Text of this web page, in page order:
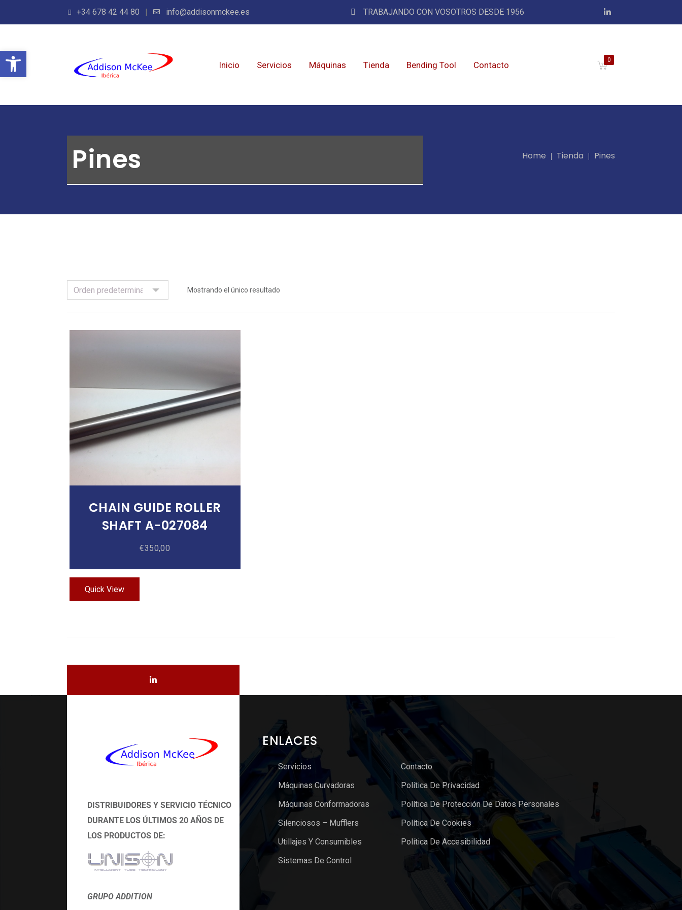
Abrir barra de herramientas
+34 678 42 44 80 info@addisonmckee.es TRABAJANDO CON VOSOTROS DESDE 1956
Inicio Servicios Máquinas Tienda Bending Tool Contacto 0
Pines Home Tienda Pines
Mostrando el único resultado
Añadir Al Carrito
CHAIN GUIDE ROLLER
SHAFT A-027084
€350,00
Quick View
DISTRIBUIDORES Y SERVICIO TÉCNICO
DURANTE LOS ÚLTIMOS 20 AÑOS DE
LOS PRODUCTOS DE:
GRUPO ADDITION
ENLACES
Servicios
Máquinas Curvadoras
Máquinas Conformadoras
Silenciosos – Mufflers
Utillajes Y Consumibles
Sistemas De Control
Contacto
Política De Privacidad
Política De Protección De Datos Personales
Política De Cookies
Política De Accesibilidad